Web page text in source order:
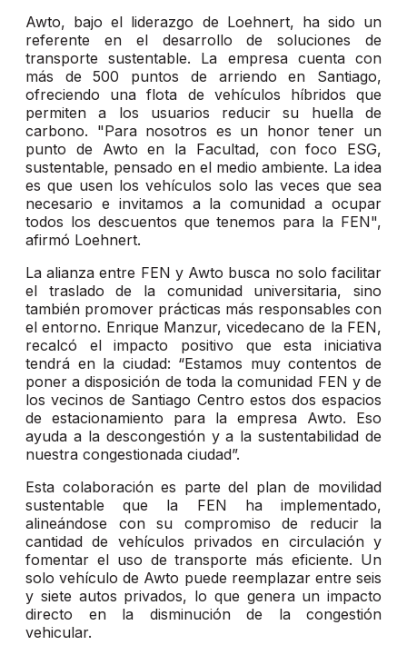
Awto, bajo el liderazgo de Loehnert, ha sido un
referente en el desarrollo de soluciones de
transporte sustentable. La empresa cuenta con
más de 500 puntos de arriendo en Santiago,
ofreciendo una flota de vehículos híbridos que
permiten a los usuarios reducir su huella de
carbono. "Para nosotros es un honor tener un
punto de Awto en la Facultad, con foco ESG,
sustentable, pensado en el medio ambiente. La idea
es que usen los vehículos solo las veces que sea
necesario e invitamos a la comunidad a ocupar
todos los descuentos que tenemos para la FEN",
afirmó Loehnert.
La alianza entre FEN y Awto busca no solo facilitar
el traslado de la comunidad universitaria, sino
también promover prácticas más responsables con
el entorno. Enrique Manzur, vicedecano de la FEN,
recalcó el impacto positivo que esta iniciativa
tendrá en la ciudad: “Estamos muy contentos de
poner a disposición de toda la comunidad FEN y de
los vecinos de Santiago Centro estos dos espacios
de estacionamiento para la empresa Awto. Eso
ayuda a la descongestión y a la sustentabilidad de
nuestra congestionada ciudad”.
Esta colaboración es parte del plan de movilidad
sustentable que la FEN ha implementado,
alineándose con su compromiso de reducir la
cantidad de vehículos privados en circulación y
fomentar el uso de transporte más eficiente. Un
solo vehículo de Awto puede reemplazar entre seis
y siete autos privados, lo que genera un impacto
directo en la disminución de la congestión
vehicular.